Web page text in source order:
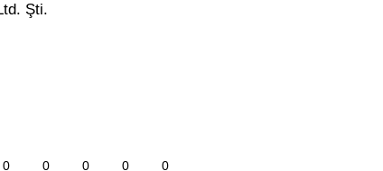
Şti.
0 0 0 0 0